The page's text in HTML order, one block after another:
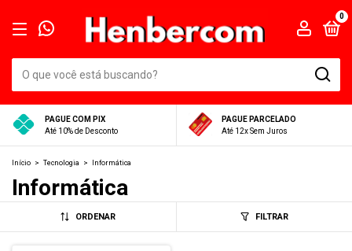
0
PAGUE COM PIX
Até 10% de Desconto
PAGUE PARCELADO
Até 12x Sem Juros
Início > Tecnologia > Informática
Informática
ORDENAR FILTRAR